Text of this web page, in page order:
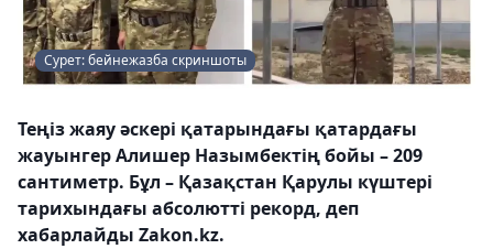
Сурет: бейнежазба скриншоты
Теңіз жаяу әскері қатарындағы қатардағы
жауынгер Алишер Назымбектің бойы – 209
сантиметр. Бұл – Қазақстан Қарулы күштері
тарихындағы абсолютті рекорд, деп
хабарлайды Zakon.kz.